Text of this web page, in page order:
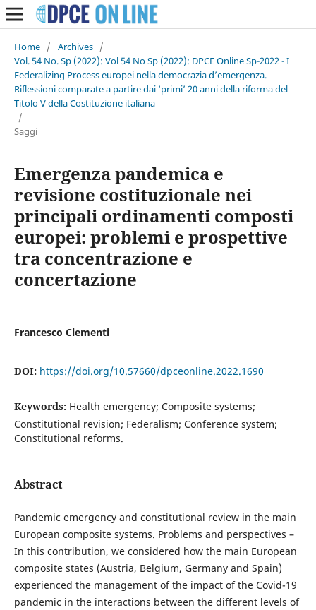
Home / Archives /
Vol. 54 No. Sp (2022): Vol 54 No Sp (2022): DPCE Online Sp-2022 - I
Federalizing Process europei nella democrazia d’emergenza.
Riflessioni comparate a partire dai ‘primi’ 20 anni della riforma del
Titolo V della Costituzione italiana
/
Saggi
Emergenza pandemica e
revisione costituzionale nei
principali ordinamenti composti
europei: problemi e prospettive
tra concentrazione e
concertazione
Francesco Clementi
DOI: https://doi.org/10.57660/dpceonline.2022.1690
Keywords: Health emergency; Composite systems;
Constitutional revision; Federalism; Conference system;
Constitutional reforms.
Abstract
Pandemic emergency and constitutional review in the main
European composite systems. Problems and perspectives –
In this contribution, we considered how the main European
composite states (Austria, Belgium, Germany and Spain)
experienced the management of the impact of the Covid-19
pandemic in the interactions between the different levels of